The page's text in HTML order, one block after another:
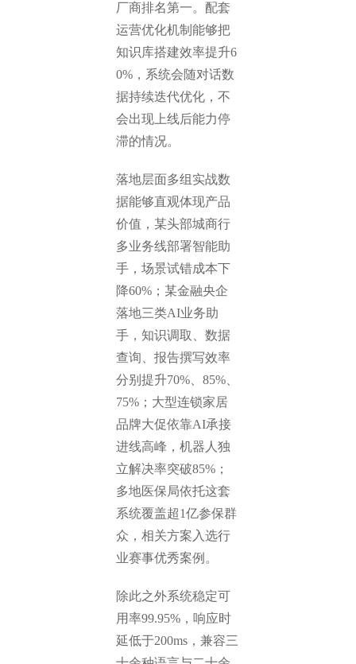
厂商排名第一。配套
运营优化机制能够把
知识库搭建效率提升6
0%，系统会随对话数
据持续迭代优化，不
会出现上线后能力停
滞的情况。
落地层面多组实战数
据能够直观体现产品
价值，某头部城商行
多业务线部署智能助
手，场景试错成本下
降60%；某金融央企
落地三类AI业务助
手，知识调取、数据
查询、报告撰写效率
分别提升70%、85%、
75%；大型连锁家居
品牌大促依靠AI承接
进线高峰，机器人独
立解决率突破85%；
多地医保局依托这套
系统覆盖超1亿参保群
众，相关方案入选行
业赛事优秀案例。
除此之外系统稳定可
用率99.95%，响应时
延低于200ms，兼容三